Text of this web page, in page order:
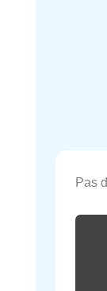
Pas